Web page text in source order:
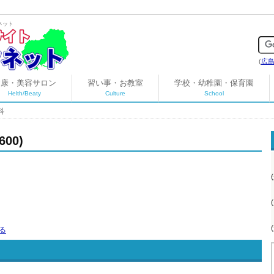
ット
(広
・美容サロン
Helth/Beaty
習い事・お教室
Culture
学校・幼稚園・保育園
School